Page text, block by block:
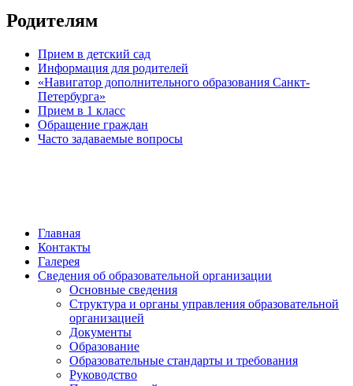
Родителям
Прием в детский сад
Информация для родителей
«Навигатор дополнительного образования Санкт-
Петербурга»
Прием в 1 класс
Обращение граждан
Часто задаваемые вопросы
Главная
Контакты
Галерея
Сведения об образовательной организации
Основные сведения
Структура и органы управления образовательной
организацией
Документы
Образование
Образовательные стандарты и требования
Руководство